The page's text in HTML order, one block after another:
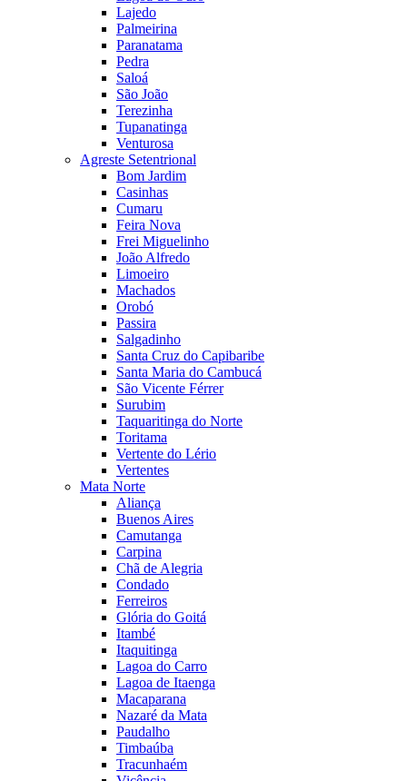
Lajedo
Palmeirina
Paranatama
Pedra
Saloá
São João
Terezinha
Tupanatinga
Venturosa
Agreste Setentrional
Bom Jardim
Casinhas
Cumaru
Feira Nova
Frei Miguelinho
João Alfredo
Limoeiro
Machados
Orobó
Passira
Salgadinho
Santa Cruz do Capibaribe
Santa Maria do Cambucá
São Vicente Férrer
Surubim
Taquaritinga do Norte
Toritama
Vertente do Lério
Vertentes
Mata Norte
Aliança
Buenos Aires
Camutanga
Carpina
Chã de Alegria
Condado
Ferreiros
Glória do Goitá
Itambé
Itaquitinga
Lagoa do Carro
Lagoa de Itaenga
Macaparana
Nazaré da Mata
Paudalho
Timbaúba
Tracunhaém